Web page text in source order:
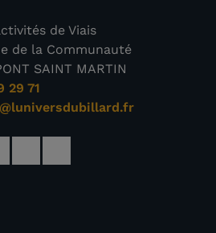
de Viais
de la Communauté
SAINT MARTIN
29 71